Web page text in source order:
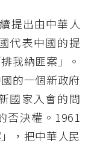
提出由中華人
代表中國的提
我納匪案」。
的一個新政府
國家入會的問
否決權。1961
，把中華人民